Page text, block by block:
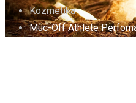
Kozmetika
Muc-Off Athlete